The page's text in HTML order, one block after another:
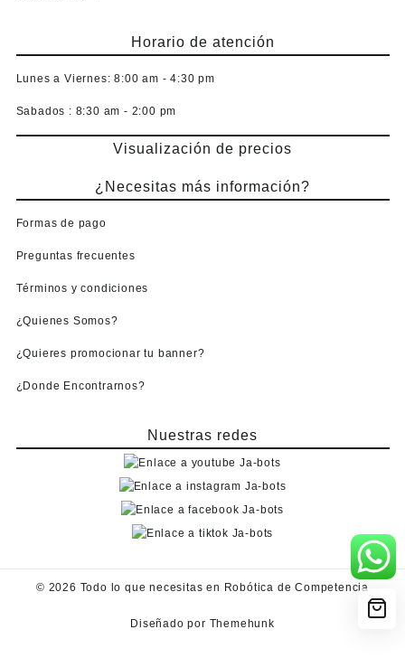
Horario de atención
Lunes a Viernes: 8:00 am - 4:30 pm
Sabados : 8:30 am - 2:00 pm
Visualización de precios
¿Necesitas más información?
Formas de pago
Preguntas frecuentes
Términos y condiciones
¿Quienes Somos?
¿Quieres promocionar tu banner?
¿Donde Encontrarnos?
Nuestras redes
© 2026 Todo lo que necesitas en Robótica de Competencia
Diseñado por Themehunk